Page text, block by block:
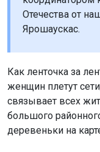
Отечества от
Ярошаускас.
Как ленточка за
женщин плетут
связывает всех
большого
деревеньки на